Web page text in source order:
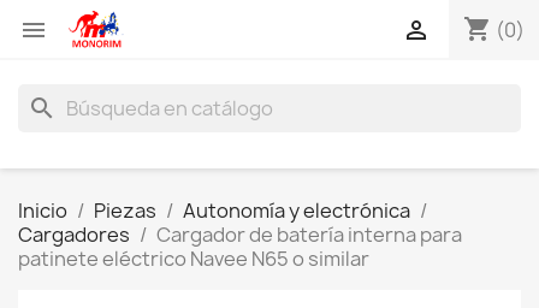
 shopping_cart (0)

search
Inicio Piezas
Autonomía y electrónica
Cargadores
Cargador de batería interna para
patinete eléctrico Navee N65 o similar